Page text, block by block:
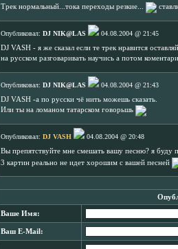
Трек нормальный...тока переходы резкие...
Опубликовал: DJ NIK@LAS
04.08.2004 @ 21:45
DJ VASH - я же сказал если те трек нравится
на русском разговаривать научись а потом
Опубликовал: DJ NIK@LAS
04.08.2004 @ 21:43
DJ VASH -а по русски чё нить можешь сказать.
Или ты на ломаном татарском говорьшь
Опубликовал: DJ VASH
04.08.2004 @ 20:48
Вы препятствуйте мне смешать вашу песню? я буду
3 картин реально не идет хорошим с вашей песней
Ваше Имя:
Ваш E-Mail: